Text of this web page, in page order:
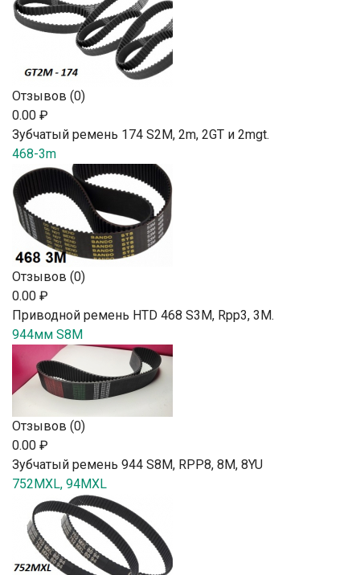
Отзывов (0)
0.00 ₽
Зубчатый ремень 174 S2М, 2m, 2GT и 2mgt.
468-3m
Отзывов (0)
0.00 ₽
Приводной ремень HTD 468 S3M, Rpp3, 3М.
944мм S8M
Отзывов (0)
0.00 ₽
Зубчатый ремень 944 S8M, RPP8, 8М, 8YU
752MXL, 94MXL